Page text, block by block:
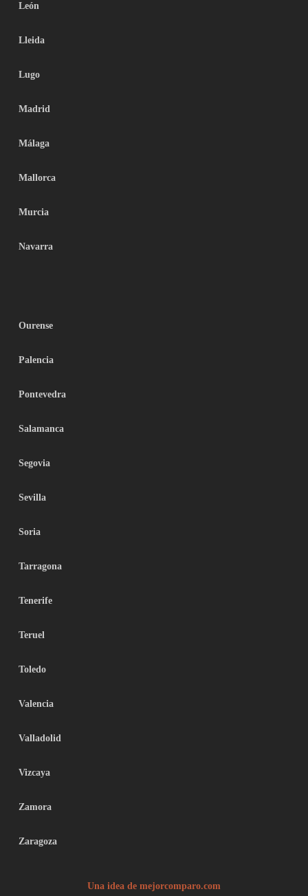
León
Lleida
Lugo
Madrid
Málaga
Mallorca
Murcia
Navarra
Ourense
Palencia
Pontevedra
Salamanca
Segovia
Sevilla
Soria
Tarragona
Tenerife
Teruel
Toledo
Valencia
Valladolid
Vizcaya
Zamora
Zaragoza
Una idea de mejorcomparo.com